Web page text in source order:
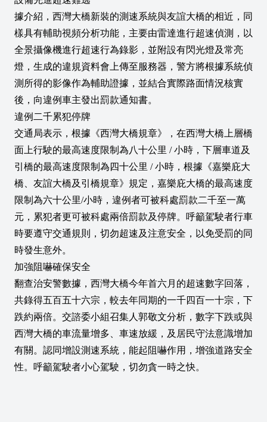
據介紹，西灣大橋新裝的測速系統與友誼大橋的相近，同
樣具有輔助視頻分析功能，主要由雷達進行超速偵測，以
全景攝像機進行超速行為錄影，並附設有閃光燈及常亮
燈，生成的違規資料會上傳至服務器，警方將根據系統偵
測所得的影像作為輔助證據，並結合實際路面情況核實
後，向違例車主發出罰款通知書。
違例二千累犯停牌
交通局表示，根據《西灣大橋規章》，在西灣大橋上層橋
面上行駛的最高速度限制為八十公里 / 小時，下層車道及
引橋的最高速度限制為四十公里 / 小時，根據《嘉樂庇大
橋、友誼大橋及引橋規章》規定，嘉樂庇大橋的最高速度
限制為六十公里/小時，違例者可被科處罰款二千至一萬
元，累犯者更可被科處兩倍罰款及停牌。呼籲駕駛者行車
時要遵守交通規則，切勿超速及注意安全，以免受罰的同
時發生意外。
加強阻嚇確保安全
翻查治安警數據，西灣大橋今年首六月的超速數字回落，
共錄得五百五十六宗，較去年同期的一千四百一十宗，下
跌約兩倍。交諮委小組召集人郭敬文分析，數字下跌或與
西灣大橋的車流量增多、車速放緩，及居民守法意識增加
有關。認同增設測速系統，能起阻嚇作用，增強道路安全
性。呼籲駕駛者小心駕駛，切勿貪一時之快。